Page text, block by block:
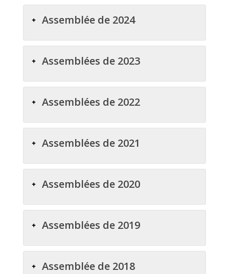
Assemblée de 2024
Assemblées de 2023
Assemblées de 2022
Assemblées de 2021
Assemblées de 2020
Assemblées de 2019
Assemblée de 2018